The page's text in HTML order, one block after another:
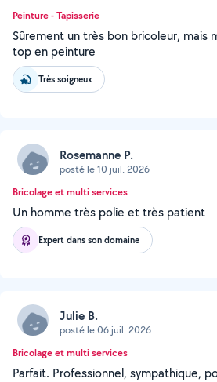
Peinture - Tapisserie
Sûrement un très bon bricoleur, mais
top en peinture
Très soigneux
Rosemanne P.
posté le 10 juil. 2026
Bricolage et multi services
Un homme très polie et très patient
Expert dans son domaine
Julie B.
posté le 06 juil. 2026
Bricolage et multi services
Parfait. Professionnel, sympathique,